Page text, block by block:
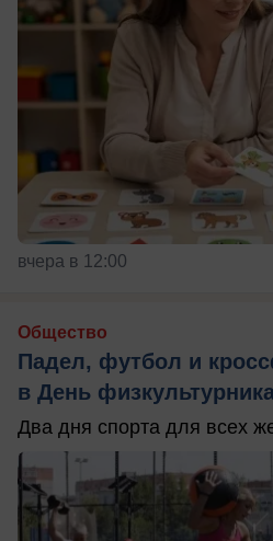
вчера в 12:00
Общество
Падел, футбол и
в День
Два дня спорта для всех